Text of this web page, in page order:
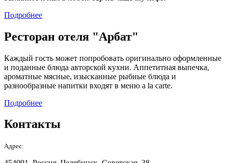
Подробнее
Ресторан отеля "Арбат"
Каждый гость может попробовать оригинально оформленные
и поданные блюда авторской кухни. Аппетитная выпечка,
ароматные мясные, изысканные рыбные блюда и
разнообразные напитки входят в меню a la carte.
Подробнее
Контакты
Адрес: